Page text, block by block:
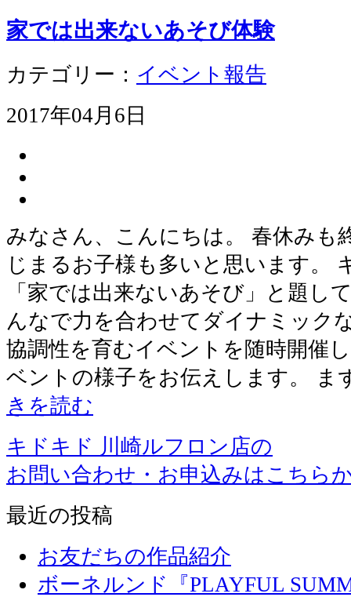
家では出来ないあそび体験
カテゴリー： イベント報告
2017年04月6日
みなさん、こんにちは。 春休みも
じまるお子様も多いと思います。
「家では出来ないあそび」と題し
んなで力を合わせてダイナミック
協調性を育むイベントを随時開催
ベントの様子をお伝えします。
きを読む
キドキド 川崎ルフロン店の
お問い合わせ・お申込みはこちら
最近の投稿
お友だちの作品紹介
ボーネルンド『PLAYFUL